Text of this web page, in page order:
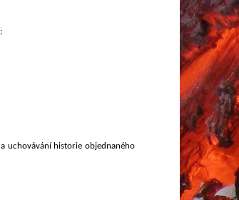
uchovávání historie objednaného